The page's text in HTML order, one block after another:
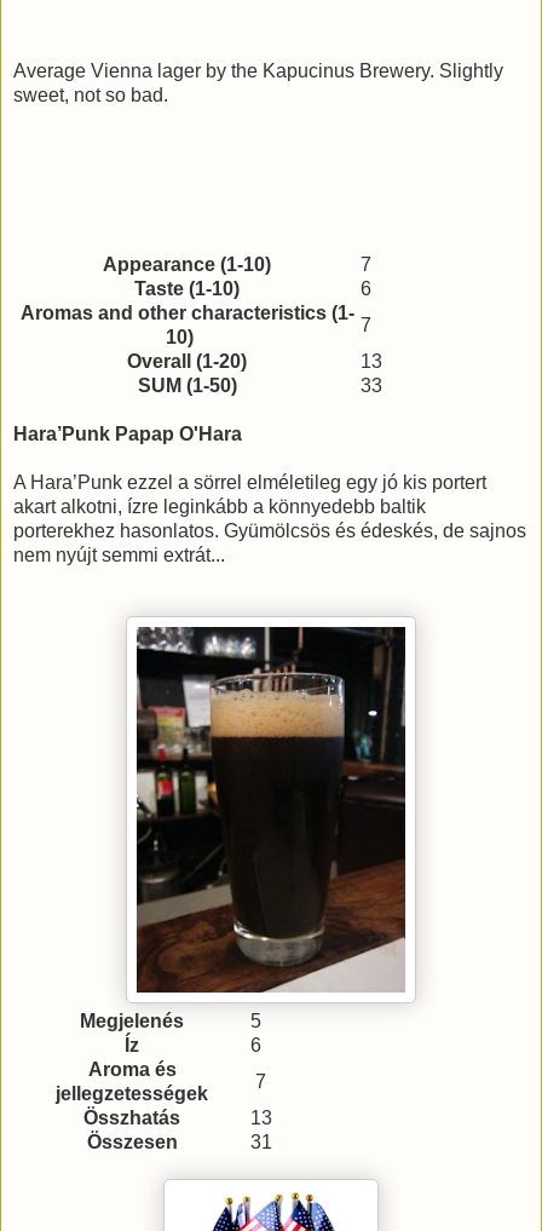
Average Vienna lager by the Kapucinus Brewery. Slightly
sweet, not so bad.
Appearance (1-10)
7
Taste (1-10)
6
Aromas and other characteristics (1-
10)
7
Overall (1-20)
13
SUM (1-50)
33
Hara’Punk Papap O'Hara
A Hara’Punk ezzel a sörrel elméletileg egy jó kis portert
akart alkotni, ízre leginkább a könnyedebb baltik
porterekhez hasonlatos. Gyümölcsös és édeskés, de sajnos
nem nyújt semmi extrát...
Megjelenés
5
Íz
6
Aroma és
jellegzetességek
7
Összhatás
13
Összesen
31